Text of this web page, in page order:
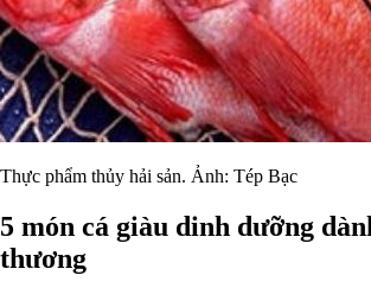
Thực phẩm thủy hải sản. Ảnh: Tép Bạc
5 món cá giàu dinh dưỡng
thương